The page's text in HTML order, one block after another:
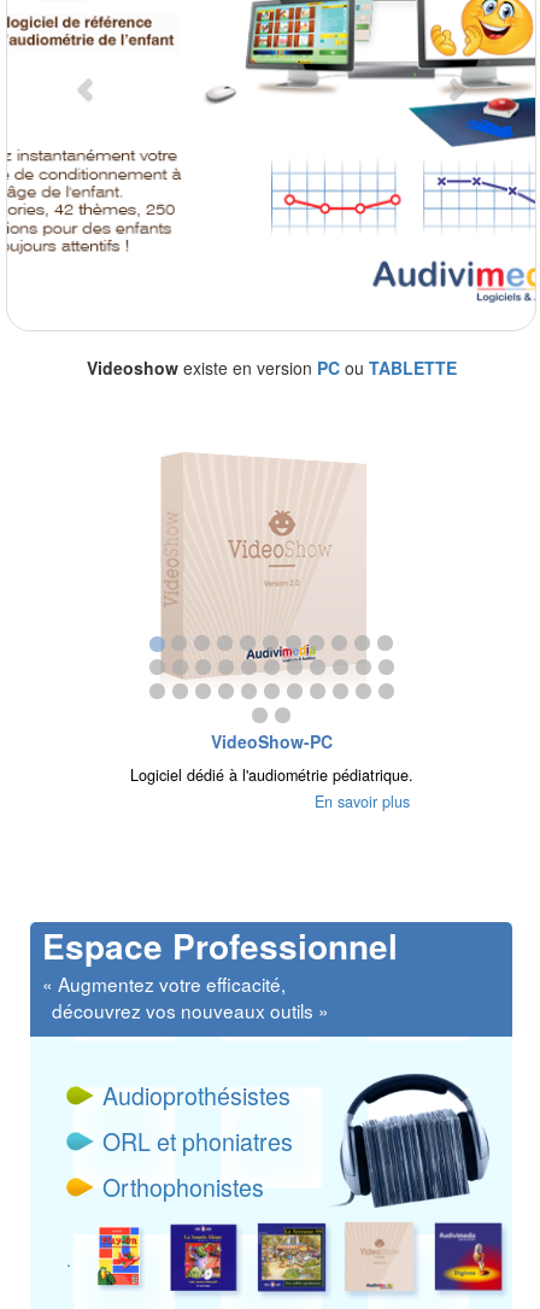
Videoshowexiste en version PCou TABLETTE
VideoShow-PC
Logiciel dédié à l'audiométrie pédiatrique.
En savoir plus
Espace Professionnel
« Augmentez votre efficacité,
découvrez vos nouveaux outils »
Audioprothésistes
ORL et phoniatres
Orthophonistes
.